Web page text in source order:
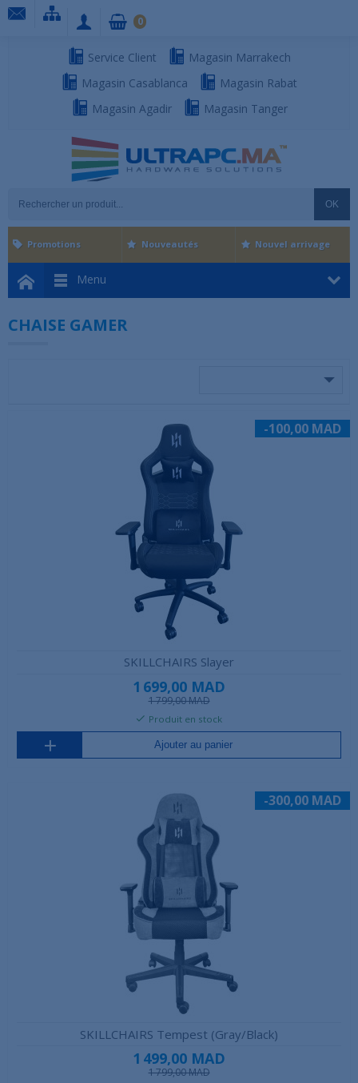
Service Client
Magasin Marrakech
Magasin Casablanca
Magasin Rabat
Magasin Agadir
Magasin Tanger
OK
0
Menu
Promotions Nouveautés Nouvel arrivage
CHAISE GAMER
-100,00 MAD
SKILLCHAIRS Slayer
1 699,00 MAD
1 799,00 MAD
Produit en stock
Ajouter au panier
-300,00 MAD
SKILLCHAIRS Tempest (Gray/Black)
1 499,00 MAD
1 799,00 MAD